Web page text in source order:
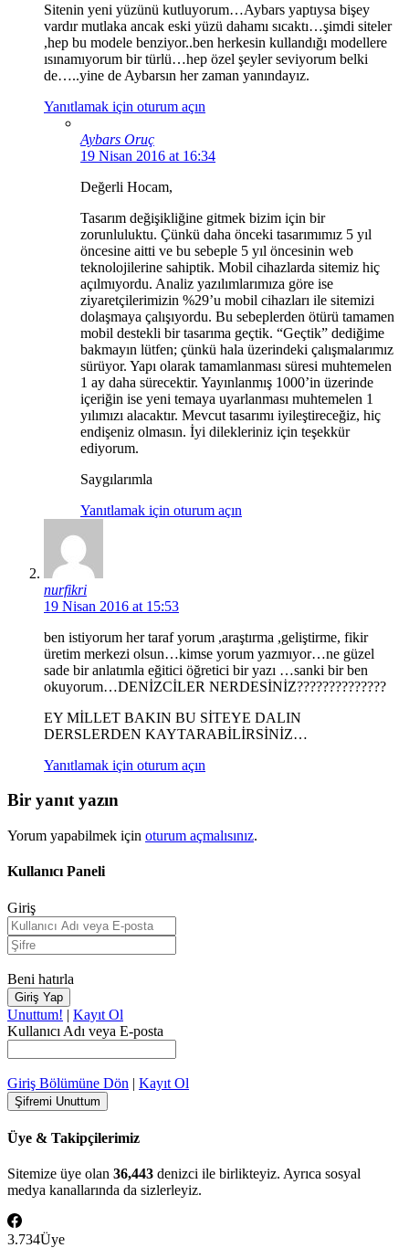
Sitenin yeni yüzünü kutluyorum…Aybars yaptıysa bişey
vardır mutlaka ancak eski yüzü dahamı sıcaktı…şimdi siteler
,hep bu modele benziyor..ben herkesin kullandığı modellere
ısınamıyorum bir türlü…hep özel şeyler seviyorum belki
de…..yine de Aybarsın her zaman yanındayız.
Yanıtlamak için oturum açın
Aybars Oruç
19 Nisan 2016 at 16:34
Değerli Hocam,
Tasarım değişikliğine gitmek bizim için bir
zorunluluktu. Çünkü daha önceki tasarımımız 5 yıl
öncesine aitti ve bu sebeple 5 yıl öncesinin web
teknolojilerine sahiptik. Mobil cihazlarda sitemiz hiç
açılmıyordu. Analiz yazılımlarımıza göre ise
ziyaretçilerimizin %29’u mobil cihazları ile sitemizi
dolaşmaya çalışıyordu. Bu sebeplerden ötürü tamamen
mobil destekli bir tasarıma geçtik. “Geçtik” dediğime
bakmayın lütfen; çünkü hala üzerindeki çalışmalarımız
sürüyor. Yapı olarak tamamlanması süresi muhtemelen
1 ay daha sürecektir. Yayınlanmış 1000’in üzerinde
içeriğin ise yeni temaya uyarlanması muhtemelen 1
yılımızı alacaktır. Mevcut tasarımı iyileştireceğiz, hiç
endişeniz olmasın. İyi dilekleriniz için teşekkür
ediyorum.
Saygılarımla
Yanıtlamak için oturum açın
nurfikri
19 Nisan 2016 at 15:53
ben istiyorum her taraf yorum ,araştırma ,geliştirme, fikir
üretim merkezi olsun…kimse yorum yazmıyor…ne güzel
sade bir anlatımla eğitici öğretici bir yazı …sanki bir ben
okuyorum…DENİZCİLER NERDESİNİZ??????????????
EY MİLLET BAKIN BU SİTEYE DALIN
DERSLERDEN KAYTARABİLİRSİNİZ…
Yanıtlamak için oturum açın
Bir yanıt yazın
Yorum yapabilmek için oturum açmalısınız.
Kullanıcı Paneli
Giriş
Beni hatırla
Unuttum! | Kayıt Ol
Kullanıcı Adı veya E-posta
Giriş Bölümüne Dön | Kayıt Ol
Üye & Takipçilerimiz
Sitemize üye olan 36,443 denizci ile birlikteyiz. Ayrıca sosyal
medya kanallarında da sizlerleyiz.
3.734Üye